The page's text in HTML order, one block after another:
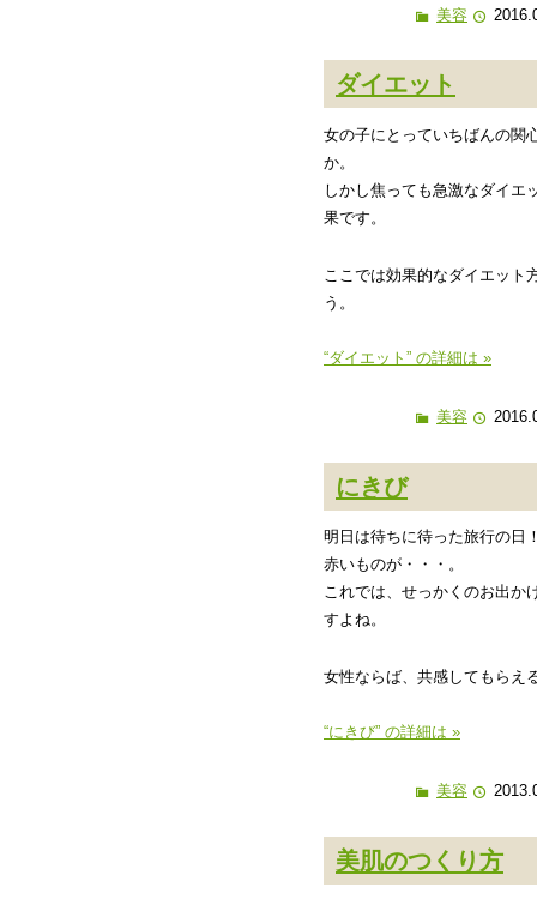
美容
ダイエット
女の子にとっていちばんの関
か。
しかし焦っても急激なダイエ
果です。
ここでは効果的なダイエット
う。
“ダイエット” の詳細は »
美容
にきび
明日は待ちに待った旅行の日
赤いものが・・・。
これでは、せっかくのお出か
すよね。
女性ならば、共感してもらえ
“にきび” の詳細は »
美容
美肌のつくり方